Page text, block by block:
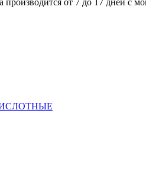
от 7 до 17 дней с